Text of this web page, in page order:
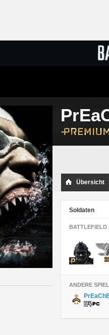
Übersicht
Soldaten
BATTLEFIELD
ANDERE